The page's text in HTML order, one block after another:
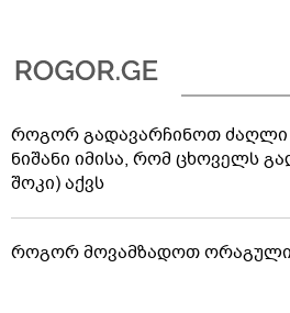
როგორ გადავარჩინოთ ძაღლი
ნიშანი იმისა, რომ ცხოველს
შოკი) აქვს
როგორ მოვამზადოთ ორაგული